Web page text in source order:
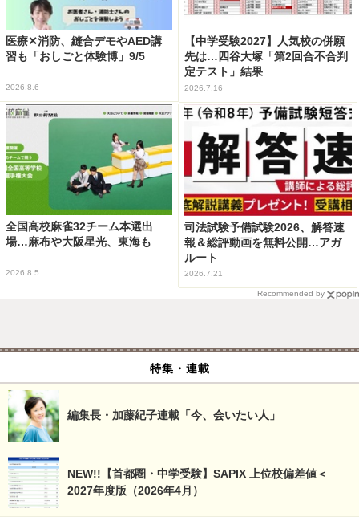
医療✕消防、縫合デモやAED講
習も「おしごと体験博」9/5
2026.8.6
【中学受験2027】人気校の併願
先は…四谷大塚「第2回合不合判
定テスト」結果
2026.7.16
全国高校麻雀32チーム本選出
場…麻布や大阪星光、東海も
2026.8.5
司法試験予備試験2026、解答速
報＆総評動画を無料公開…アガ
ルート
2026.7.21
Recommended by
特集・連載
編集長・加藤紀子連載「今、会いたい人」
NEW!!【首都圏・中学受験】SAPIX 上位校偏差値＜
2027年度版（2026年4月）